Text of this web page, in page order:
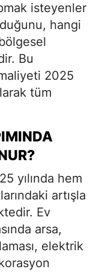
isteyenler
hangi
Bu
2025
tüm
yılında hem
artışla
Ev
arsa,
elektrik